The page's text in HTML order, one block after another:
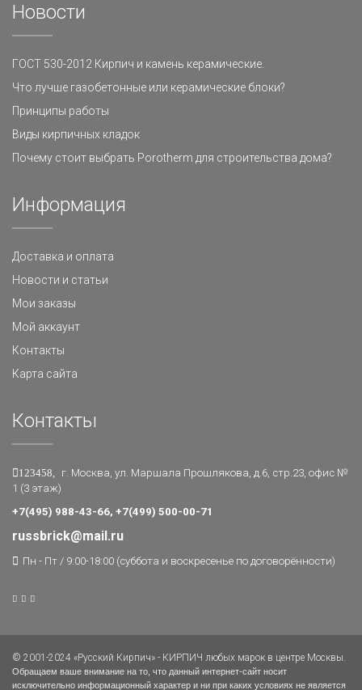
Новости
ГОСТ 530-2012 Кирпич и камень керамические.
Что лучше газобетонные или керамические блоки?
Принципы работы
Виды кирпичных кладок
Почему стоит выбрать Porotherm для строительства дома?
Информация
Доставка и оплата
Новости и статьи
Мои заказы
Мой аккаунт
Контакты
Карта сайта
Контакты
123458, г. Москва, ул. Маршала Прошлякова, д.6, стр.23, офис №
1 (3 этаж)
+7(495) 988-43-66, +7(499) 500-00-71
russbrick@mail.ru
Пн - Пт / 9:00-18:00 (суббота и воскресенье по договорённости)
© 2001-2024 «Русский Кирпич» - КИРПИЧ любых марок в центре Москвы.
Обращаем ваше внимание на то, что данный интернет-сайт носит
исключительно информационный характер и ни при каких условиях не является